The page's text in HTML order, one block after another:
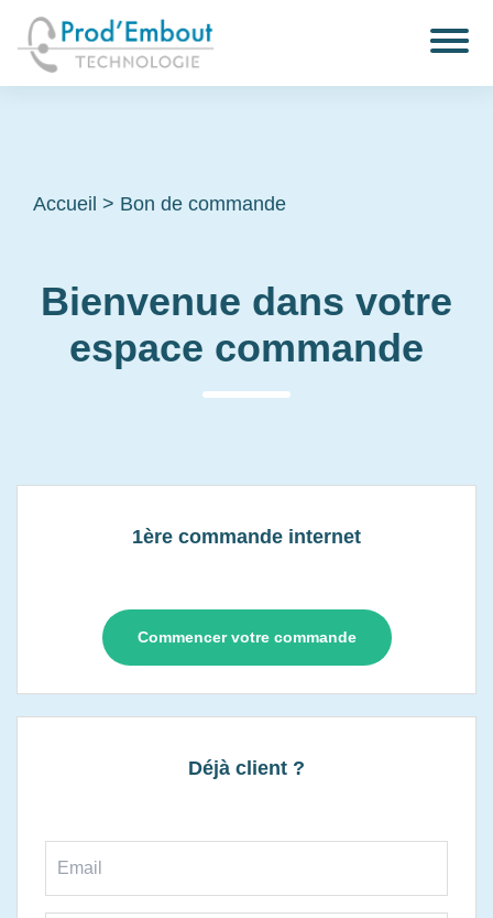
Accueil > Bon de commande
Bienvenue dans votre
espace commande
1ère commande internet
Commencer votre commande
Déjà client ?